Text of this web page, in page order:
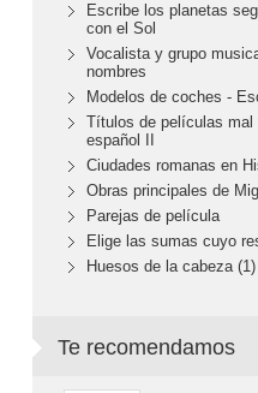
Escribe los planetas
con el Sol
Vocalista y grupo
nombres
Modelos de coches -
Títulos de películas mal
español II
Ciudades romanas en
Obras principales de
Parejas de película
Elige las sumas cuyo
Huesos de la cabeza (1)
Te recomendamos